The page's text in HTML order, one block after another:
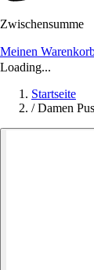
Zwischensumme
Meinen
Loading...
Startseite
/ Damen